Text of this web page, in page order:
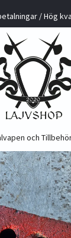
/ Hög
och